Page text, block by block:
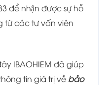
để nhận được sự hỗ
từ các tư vấn viên
IBAOHIEM đã giúp
tin giá trị về bảo